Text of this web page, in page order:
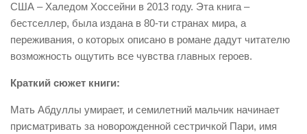
США – Халедом Хоссейни в 2013 году. Эта книга –
бестселлер, была издана в 80-ти странах мира, а
переживания, о которых описано в романе дадут читателю
возможность ощутить все чувства главных героев.
Краткий сюжет книги:
Мать Абдуллы умирает, и семилетний мальчик начинает
присматривать за новорожденной сестричкой Пари, имя